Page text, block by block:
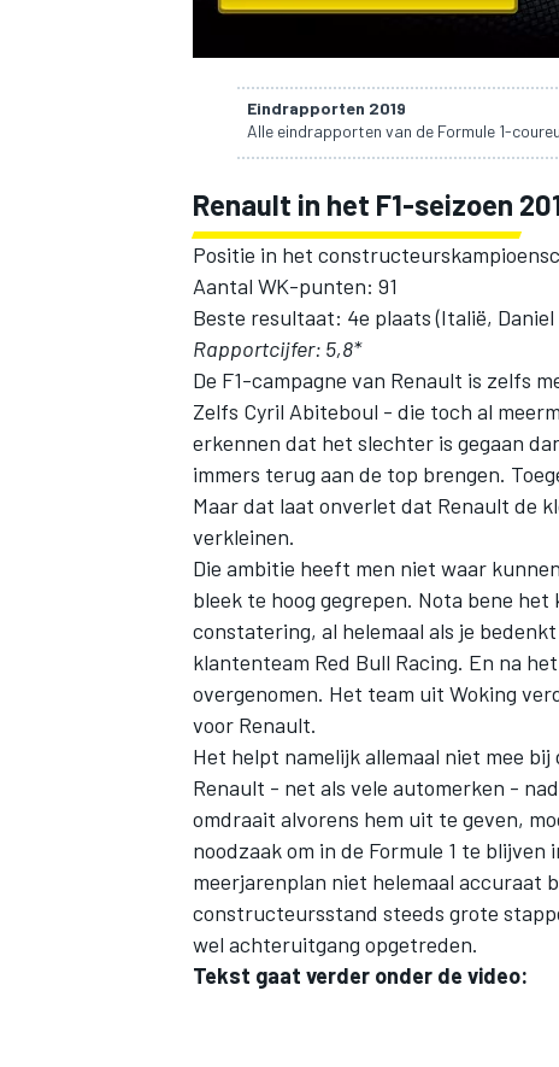
WEC DTM
Eindrapporten 2019
Alle eindrapporten van de Formule 1-
Renault in het F1-seizoen
Positie in het
Aantal WK-punten: 91
Beste resultaat: 4e plaats (Italië,
Rapportcijfer: 5,8*
De F1-campagne van Renault is zelfs
Zelfs Cyril Abiteboul - die toch al
erkennen dat het slechter is gegaan
immers terug aan de top brengen.
Maar dat laat onverlet dat Renault de
verkleinen.
Die ambitie heeft men niet waar
bleek te hoog gegrepen. Nota bene
constatering, al helemaal als je
klantenteam Red Bull Racing. En na
overgenomen. Het team uit Woking
voor Renault.
Het helpt namelijk allemaal niet mee
Renault - net als vele automerken -
omdraait alvorens hem uit te geven,
noodzaak om in de Formule 1 te
meerjarenplan niet helemaal accuraat
constructeursstand steeds grote
wel achteruitgang opgetreden.
Tekst gaat verder onder de video: